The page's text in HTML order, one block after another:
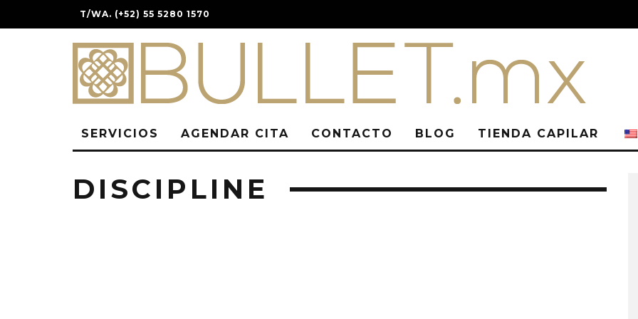
T/WA. (+52) 55 5280 1570
SERVICIOS AGENDAR CITA CONTACTO BLOG TIENDA CAPILAR
DISCIPLINE